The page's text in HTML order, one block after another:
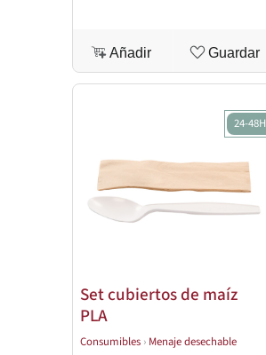
Añadir Guardar
24-48H
Set cubiertos de maíz
PLA
Consumibles › Menaje desechable